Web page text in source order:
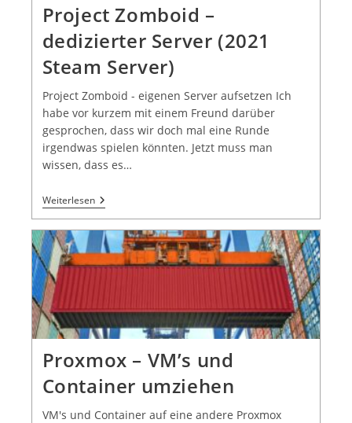
Project Zomboid –
dedizierter Server (2021
Steam Server)
Project Zomboid - eigenen Server aufsetzen Ich
habe vor kurzem mit einem Freund darüber
gesprochen, dass wir doch mal eine Runde
irgendwas spielen könnten. Jetzt muss man
wissen, dass es…
Weiterlesen
Proxmox – VM’s und
Container umziehen
VM's und Container auf eine andere Proxmox